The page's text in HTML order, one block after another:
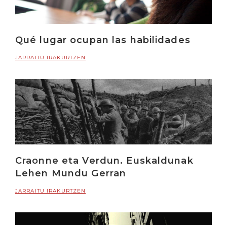
Qué lugar ocupan las habilidades
JARRAITU IRAKURTZEN
Craonne eta Verdun. Euskaldunak
Lehen Mundu Gerran
JARRAITU IRAKURTZEN